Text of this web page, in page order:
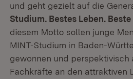
und geht gezielt auf die
Studium. Bestes Leben. Beste
diesem Motto sollen junge
MINT-Studium in Baden-
gewonnen und perspektivisch
Fachkräfte an den attraktiven